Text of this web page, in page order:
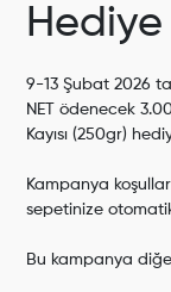
9-13 Şubat 2026
NET ödenecek
Kayısı (250gr)
Kampanya
sepetinize
Bu kampanya